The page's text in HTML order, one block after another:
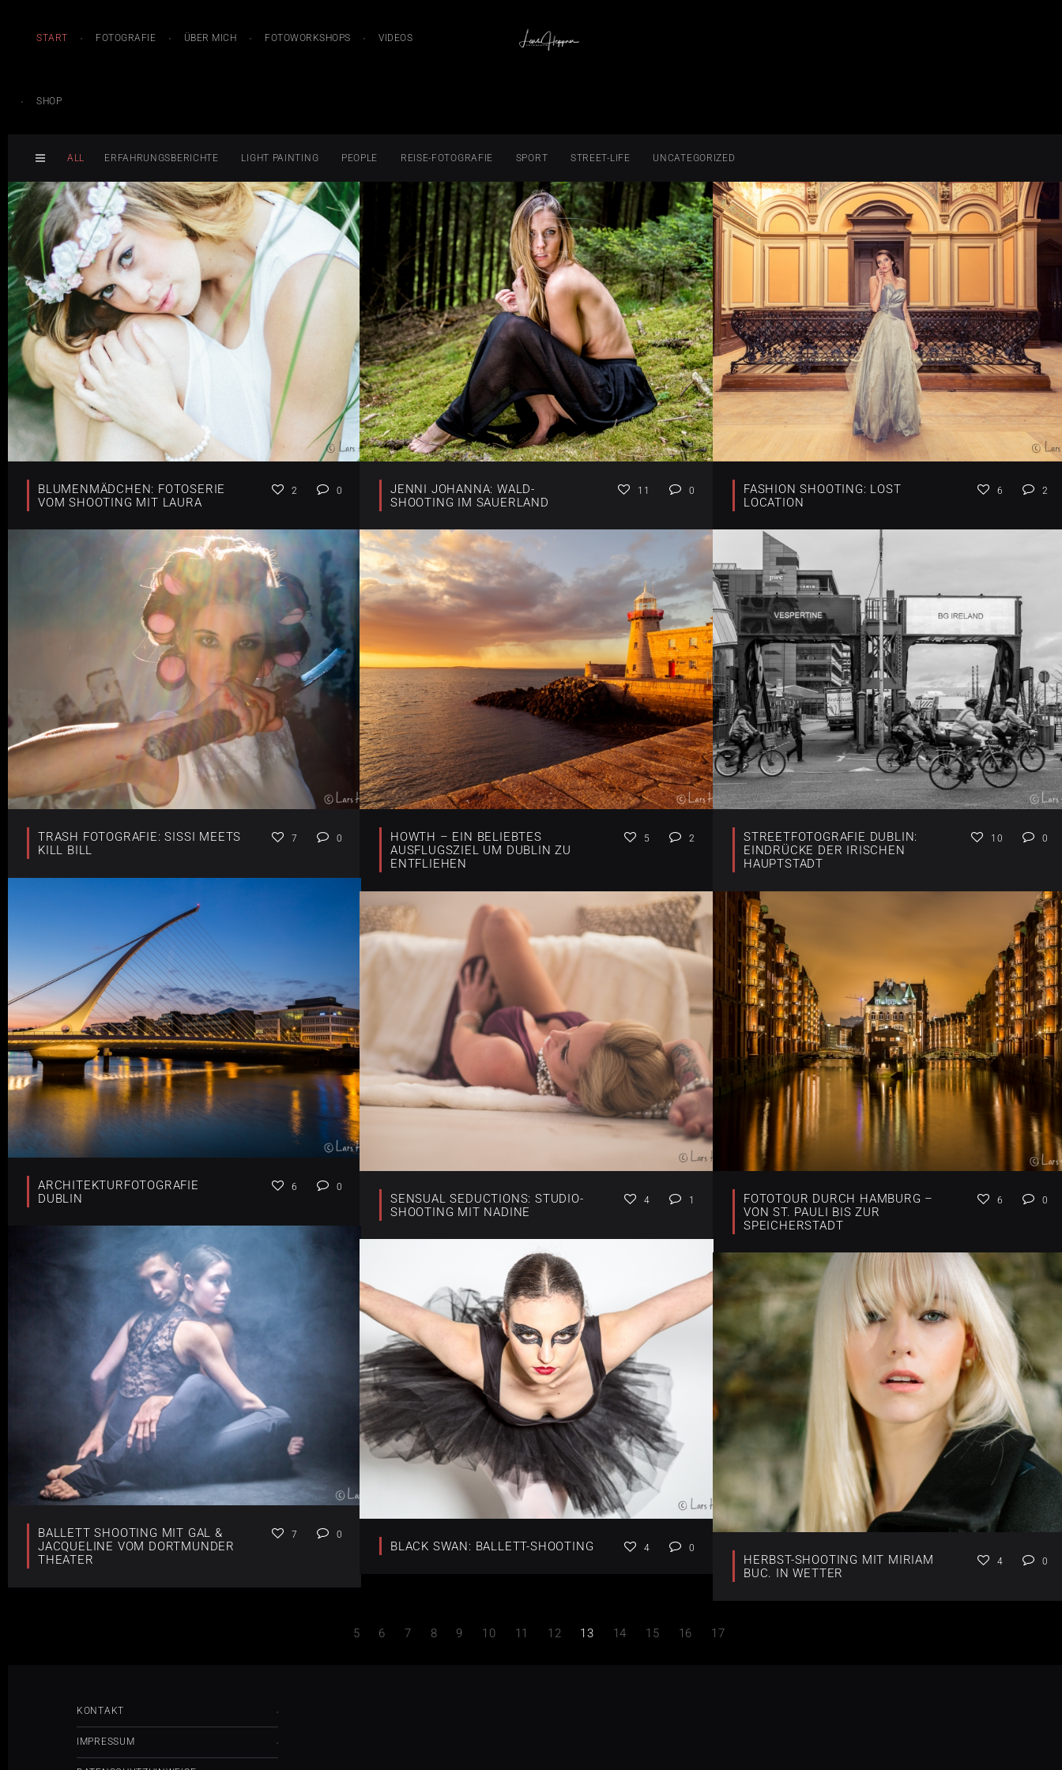
START FOTOGRAFIE ÜBER MICH FOTOWORKSHOPS VIDEOS
SHOP
ALL ERFAHRUNGSBERICHTE LIGHT PAINTING PEOPLE REISE-FOTOGRAFIE SPORT STREET-LIFE UNCATEGORIZED
BLUMENMÄDCHEN: FOTOSERIE
VOM SHOOTING MIT LAURA
2 0
JENNI JOHANNA: WALD-
SHOOTING IM SAUERLAND
11 0
FASHION SHOOTING: LOST
LOCATION
6 2
TRASH FOTOGRAFIE: SISSI MEETS
KILL BILL
7 0
HOWTH – EIN BELIEBTES
AUSFLUGSZIEL UM DUBLIN ZU
ENTFLIEHEN
5 2
STREETFOTOGRAFIE DUBLIN:
EINDRÜCKE DER IRISCHEN
HAUPTSTADT
10 0
ARCHITEKTURFOTOGRAFIE
DUBLIN
6 0
SENSUAL SEDUCTIONS: STUDIO-
SHOOTING MIT NADINE
4 1
FOTOTOUR DURCH HAMBURG –
VON ST. PAULI BIS ZUR
SPEICHERSTADT
6 0
BALLETT SHOOTING MIT GAL &
JACQUELINE VOM DORTMUNDER
THEATER
7 0
BLACK SWAN: BALLETT-SHOOTING 4 0
HERBST-SHOOTING MIT MIRIAM
BUC. IN WETTER
4 0
5 6 7 8 9 10 11 12 13 14 15 16 17
KONTAKT
IMPRESSUM